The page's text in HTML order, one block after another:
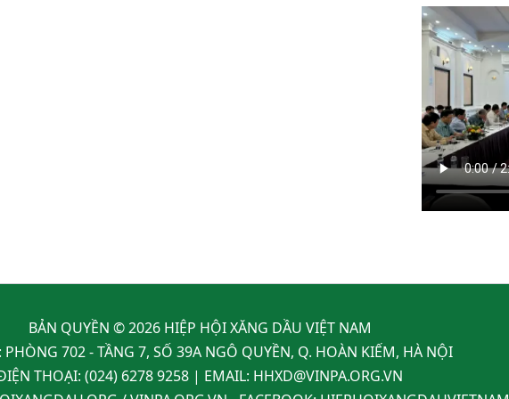
BẢN QUYỀN © 2026 HIỆP HỘI XĂNG DẦU VIỆT NAM
702 - TẦNG 7, SỐ 39A NGÔ QUYỀN, Q. HOÀN KIẾM, HÀ NỘI
THOẠI: (024) 6278 9258 | EMAIL: HHXD@VINPA.ORG.VN